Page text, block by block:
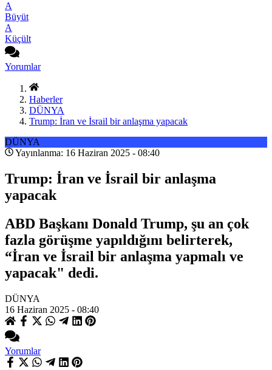
A
Büyüt
A
Küçült
Yorumlar
Haberler
DÜNYA
Trump: İran ve İsrail bir anlaşma yapacak
DÜNYA
Yayınlanma: 16 Haziran 2025 - 08:40
Trump: İran ve İsrail bir anlaşma
yapacak
ABD Başkanı Donald Trump, şu an çok
fazla görüşme yapıldığını belirterek,
“İran ve İsrail bir anlaşma yapmalı ve
yapacak" dedi.
DÜNYA
16 Haziran 2025 - 08:40
Yorumlar